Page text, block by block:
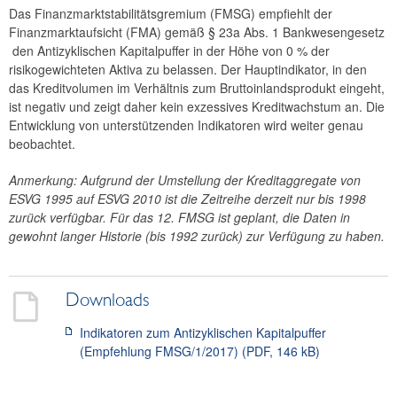
2024
2023
2022
2021
2019
2018
2017
Empfehlung FMSG/5/2017
Das Finanzmarktstabilitätsgremium (FMSG) empfiehlt der
Finanzmarktaufsicht (FMA) gemäß § 23a Abs. 1 Bankwesengesetz
den Antizyklischen Kapitalpuffer in der Höhe von 0 % der
risikogewichteten Aktiva zu belassen. Der Hauptindikator, in den
das Kreditvolumen im Verhältnis zum Bruttoinlandsprodukt eingeht,
ist negativ und zeigt daher kein exzessives Kreditwachstum an. Die
Entwicklung von unterstützenden Indikatoren wird weiter genau
beobachtet.
Anmerkung: Aufgrund der Umstellung der Kreditaggregate von
ESVG 1995 auf ESVG 2010 ist die Zeitreihe derzeit nur bis 1998
zurück verfügbar. Für das 12. FMSG ist geplant, die Daten in
gewohnt langer Historie (bis 1992 zurück) zur Verfügung zu haben.
Downloads
Indikatoren zum Antizyklischen Kapitalpuffer
(Empfehlung FMSG/1/2017) (PDF, 146 kB)